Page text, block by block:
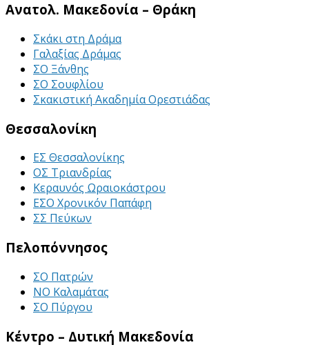
Ανατολ. Μακεδονία – Θράκη
Σκάκι στη Δράμα
Γαλαξίας Δράμας
ΣΟ Ξάνθης
ΣΟ Σουφλίου
Σκακιστική Ακαδημία Ορεστιάδας
Θεσσαλονίκη
ΕΣ Θεσσαλονίκης
ΟΣ Τριανδρίας
Κεραυνός Ωραιοκάστρου
ΕΣΟ Χρονικόν Παπάφη
ΣΣ Πεύκων
Πελοπόννησος
ΣΟ Πατρών
ΝΟ Καλαμάτας
ΣΟ Πύργου
Κέντρο – Δυτική Μακεδονία